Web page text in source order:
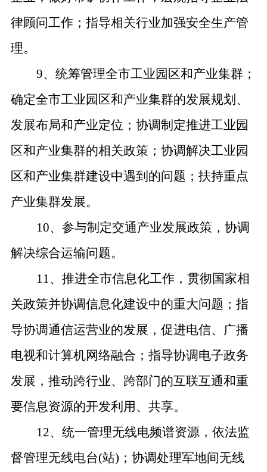
律顾问工作；指导相关行业加强安全生产管
理。
9、统筹管理全市工业园区和产业集群；
确定全市工业园区和产业集群的发展规划、
发展布局和产业定位；协调制定推进工业园
区和产业集群的相关政策；协调解决工业园
区和产业集群建设中遇到的问题；扶持重点
产业集群发展。
10、参与制定交通产业发展政策，协调
解决综合运输问题。
11、推进全市信息化工作，贯彻国家相
关政策并协调信息化建设中的重大问题；指
导协调通信运营业的发展，促进电信、广播
电视和计算机网络融合；指导协调电子政务
发展，推动跨行业、跨部门的互联互通和重
要信息资源的开发利用、共享。
12、统一管理无线电频谱资源，依法监
督管理无线电台(站)；协调处理军地间无线